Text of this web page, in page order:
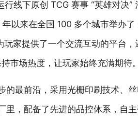
线下原创 TCG 赛事 “英雄对决”
以来在全国 100 多个城市举办
家提供了一个交流互动的平台，
市场热度，让玩家始终充满期待。
的最前沿，采用光栅印刷技术、
，配备了先进的品控体系，自